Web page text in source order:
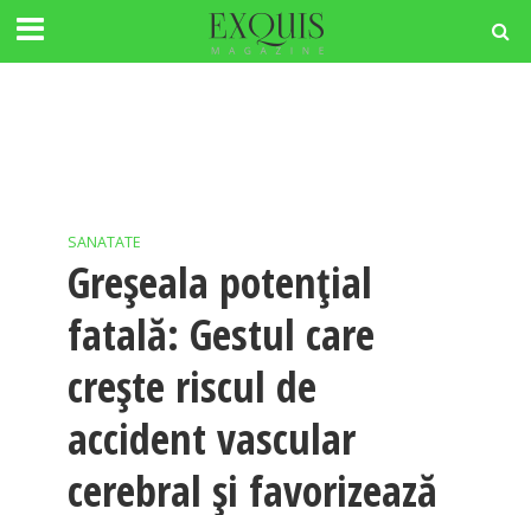
SANATATE
Greșeala potențial
fatală: Gestul care
crește riscul de
accident vascular
cerebral și favorizează